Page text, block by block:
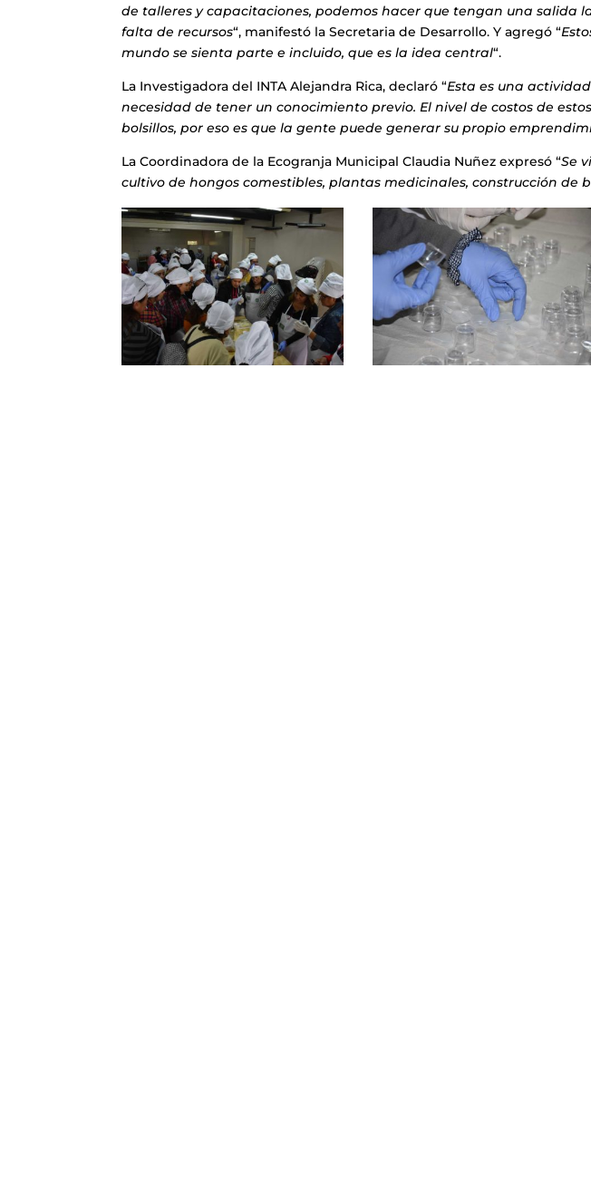
de talleres y capacitaciones, podemos hacer que tengan una salida
falta de recursos“, manifestó la Secretaria de Desarrollo. Y agregó “
mundo se sienta parte e incluido, que es la idea central“.
La Investigadora del INTA Alejandra Rica, declaró “Esta es una
necesidad de tener un conocimiento previo. El nivel de costos de
bolsillos, por eso es que la gente puede generar su propio
La Coordinadora de la Ecogranja Municipal Claudia Nuñez expresó “Se
cultivo de hongos comestibles, plantas medicinales, construcción de